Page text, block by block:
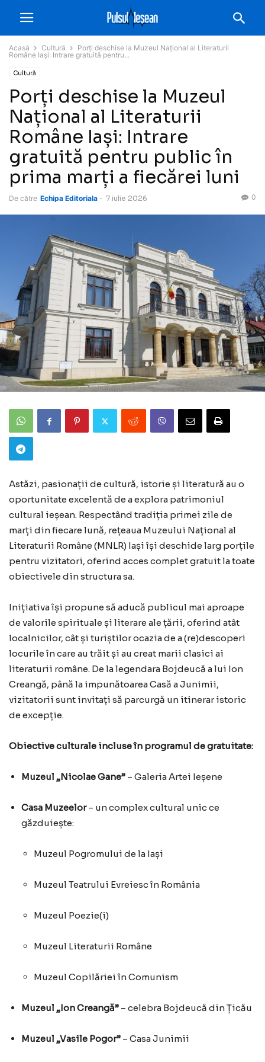
Acasă Cultură
Porți deschise la Muzeul Național al Literaturii
Române Iași: Intrare gratuită pentru...
Cultură
Porți deschise la Muzeul
Național al Literaturii
Române Iași: Intrare
gratuită pentru public în
prima marți a fiecărei luni
De către Echipa Editoriala - 7 iulie 2026 0
Astăzi, pasionații de cultură, istorie și literatură au o
oportunitate excelentă de a explora patrimoniul
cultural ieșean. Respectând tradiția primei zile de
marți din fiecare lună, rețeaua Muzeului Național al
Literaturii Române (MNLR) Iași își deschide larg porțile
pentru vizitatori, oferind acces complet gratuit la toate
obiectivele din structura sa.
Inițiativa își propune să aducă publicul mai aproape
de valorile spirituale și literare ale țării, oferind atât
localnicilor, cât și turiștilor ocazia de a (re)descoperi
locurile în care au trăit și au creat marii clasici ai
literaturii române. De la legendara Bojdeucă a lui Ion
Creangă, până la impunătoarea Casă a Junimii,
vizitatorii sunt invitați să parcurgă un itinerar istoric
de excepție.
Obiective culturale incluse în programul de gratuitate:
Muzeul „Nicolae Gane” – Galeria Artei Ieșene
Casa Muzeelor– un complex cultural unic ce
găzduiește:
Muzeul Pogromului de la Iași
Muzeul Teatrului Evreiesc în România
Muzeul Poezie(i)
Muzeul Literaturii Române
Muzeul Copilăriei în Comunism
Muzeul „Ion Creangă” – celebra Bojdeucă din Țicău
Muzeul „Vasile Pogor” – Casa Junimii